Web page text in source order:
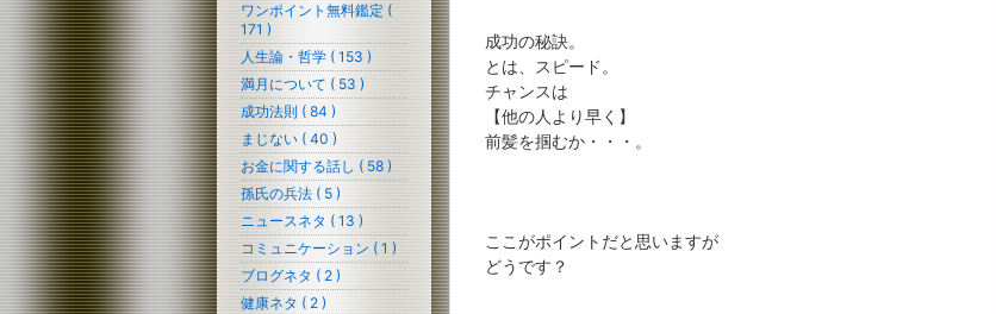
成功の秘訣。
とは、スピード。
チャンスは
【他の人より早く】
前髪を掴むか・・・。
ここがポイントだと思いますが
どうです？
ワンポイント無料鑑定 (
171 )
人生論・哲学 ( 153 )
満月について ( 53 )
成功法則 ( 84 )
まじない ( 40 )
お金に関する話し ( 58 )
孫氏の兵法 ( 5 )
ニュースネタ ( 13 )
コミュニケーション ( 1 )
ブログネタ ( 2 )
健康ネタ ( 2 )